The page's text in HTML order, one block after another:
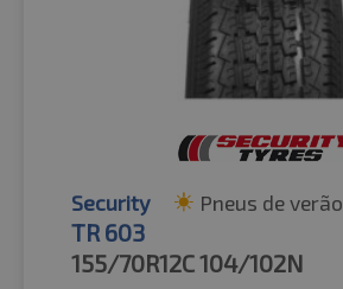
Security Pneus de verão
TR 603
155/70R12C104/102N